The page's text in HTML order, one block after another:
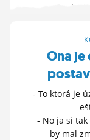
Ona je
- To ktorá je
- No ja si
by mal